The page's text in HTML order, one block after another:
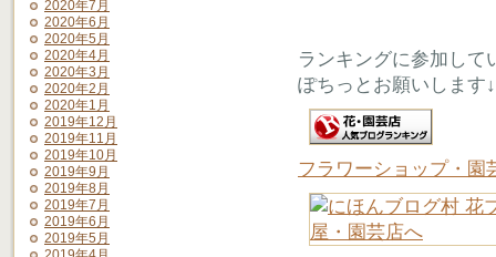
2020年7月
2020年6月
2020年5月
2020年4月
2020年3月
2020年2月
2020年1月
2019年12月
2019年11月
2019年10月
2019年9月
2019年8月
2019年7月
2019年6月
2019年5月
ランキングに参加して
ぽちっとお願いします↓
フラワーショップ・園